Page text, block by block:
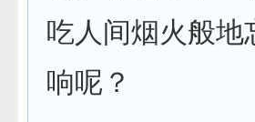
吃人间烟火般地
响呢？